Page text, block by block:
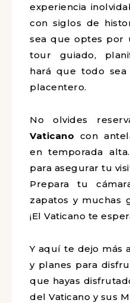
experiencia
con siglos de
sea que optes por
tour guiado,
hará que todo
placentero.
No olvides
Vaticano con
en temporada
para asegurar tu
Prepara tu
zapatos y muchas
¡El Vaticano te
Y aquí te dejo más
y planes para
que hayas
del Vaticano y sus